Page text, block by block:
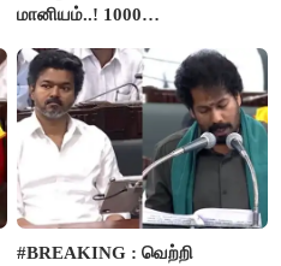
மானியம்..! 1000
பம்புசெட் வழங்கப்படும்..!
#BREAKING : வெற்றி